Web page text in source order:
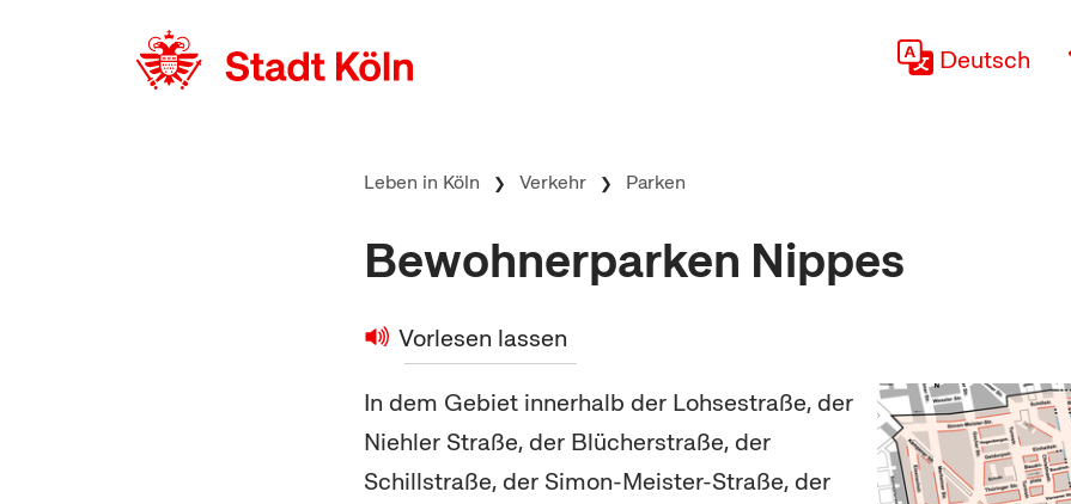
Deutsch
Leben in Köln Verkehr Parken
Bewohnerparken Nippes
Vorlesen lassen
In dem Gebiet innerhalb der Lohsestraße, der
Niehler Straße, der Blücherstraße, der
Schillstraße, der Simon-Meister-Straße, der